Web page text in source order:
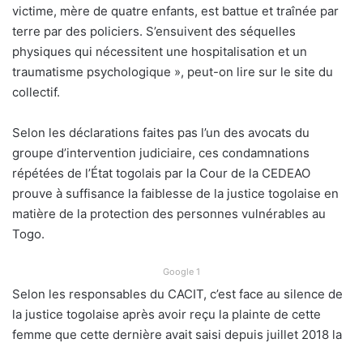
victime, mère de quatre enfants, est battue et traînée par
terre par des policiers. S’ensuivent des séquelles
physiques qui nécessitent une hospitalisation et un
traumatisme psychologique », peut-on lire sur le site du
collectif.
Selon les déclarations faites pas l’un des avocats du
groupe d’intervention judiciaire, ces condamnations
répétées de l’État togolais par la Cour de la CEDEAO
prouve à suffisance la faiblesse de la justice togolaise en
matière de la protection des personnes vulnérables au
Togo.
Google 1
Selon les responsables du CACIT, c’est face au silence de
la justice togolaise après avoir reçu la plainte de cette
femme que cette dernière avait saisi depuis juillet 2018 la